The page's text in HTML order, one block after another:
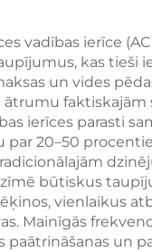
vadības ierīce
kas tieši
un vides
faktiskajām
ierīces parasti
par 20–50
būtiskus
vienlaikus
Mainīgās
paātrināšanas un